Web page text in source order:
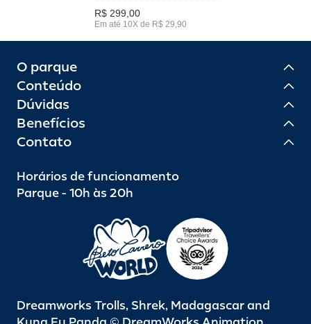
R$ 299,00
Em até 10X de R$ 29,90
O parque
Conteúdo
Dúvidas
Benefícios
Contato
Horários de funcionamento
Parque - 10h às 20h
Dreamworks Trolls, Shrek, Madagascar and